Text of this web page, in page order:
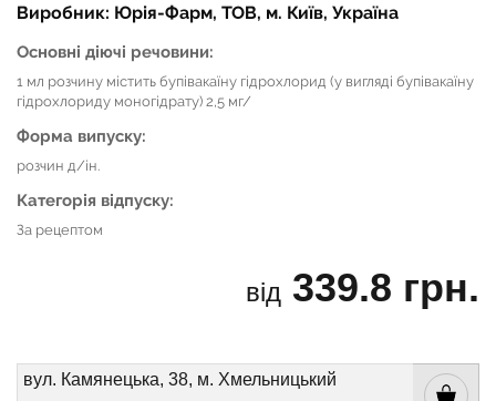
Виробник: Юрія-Фарм, ТОВ, м. Київ, Україна
Основні діючі речовини:
1 мл розчину містить бупівакаїну гідрохлорид (у вигляді бупівакаїну
гідрохлориду моногідрату) 2,5 мг/
Форма випуску:
розчин д/ін.
Категорія відпуску:
За рецептом
від 339.8 грн.
вул. Камянецька, 38, м. Хмельницький